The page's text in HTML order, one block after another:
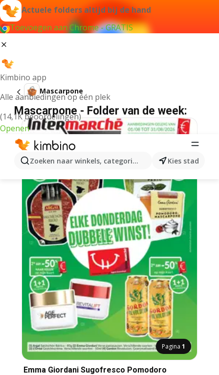
Actuele folders altijd bij de hand
Toevoegen aan Chrome - GRATIS
Kimbino app
Alle aanbiedingen op één plek
(14,1K beoordelingen)
Openen
Zoeken naar winkels, categorieën, producten...
Kies stad
Mascarpone
Mascarpone - Folder van de week:
Pagina 1
Emma Giordani Sugofresco Pomodoro